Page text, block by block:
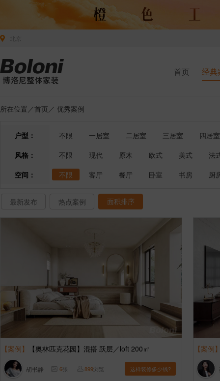
首页 经典
所在位置／首页 ／ 优秀案例
户型： 不限 一居室 二居室 三居室
四居室
风格：
不限 现代 原木 欧式 美式
法
空间：
不限 客厅 餐厅 卧室 书房 厨
最新发布 热点案例 面积排序
【案例】 【奥林匹克花园】混搭 跃层／loft 200㎡
胡书静 6张 899浏览 这样装修多少钱?
【案例